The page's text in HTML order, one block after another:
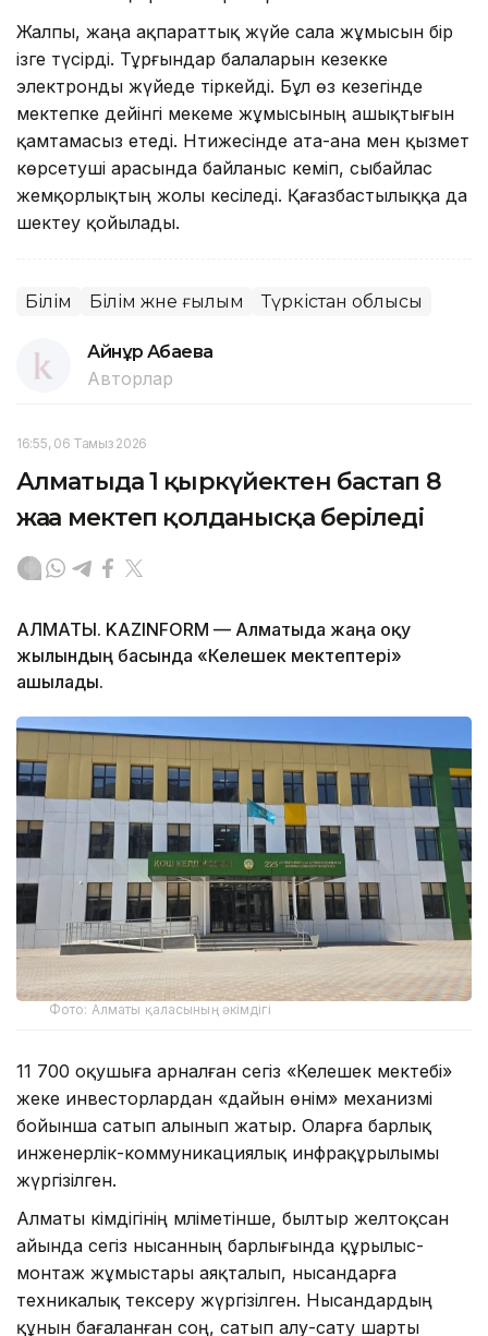
Жалпы, жаңа ақпараттық жүйе сала жұмысын бір
ізге түсірді. Тұрғындар балаларын кезекке
электронды жүйеде тіркейді. Бұл өз кезегінде
мектепке дейінгі мекеме жұмысының ашықтығын
қамтамасыз етеді. Нәтижесінде ата-ана мен қызмет
көрсетуші арасында байланыс кеміп, сыбайлас
жемқорлықтың жолы кесіледі. Қағазбастылыққа да
шектеу қойылады.
Білім Білім және ғылым Түркістан облысы
Айнұр Ақбаева
Авторлар
16:55, 06 Тамыз 2026
Алматыда 1 қыркүйектен бастап 8
жаңа мектеп қолданысқа беріледі
АЛМАТЫ. KAZINFORM — Алматыда жаңа оқу
жылындың басында «Келешек мектептері»
ашылады.
Фото: Алматы қаласының әкімдігі
11 700 оқушыға арналған сегіз «Келешек мектебі»
жеке инвесторлардан «дайын өнім» механизмі
бойынша сатып алынып жатыр. Оларға барлық
инженерлік-коммуникациялық инфрақұрылымы
жүргізілген.
Алматы әкімдігінің мәліметінше, былтыр желтоқсан
айында сегіз нысанның барлығында құрылыс-
монтаж жұмыстары аяқталып, нысандарға
техникалық тексеру жүргізілген. Нысандардың
құнын бағаланған соң, сатып алу-сату шарты